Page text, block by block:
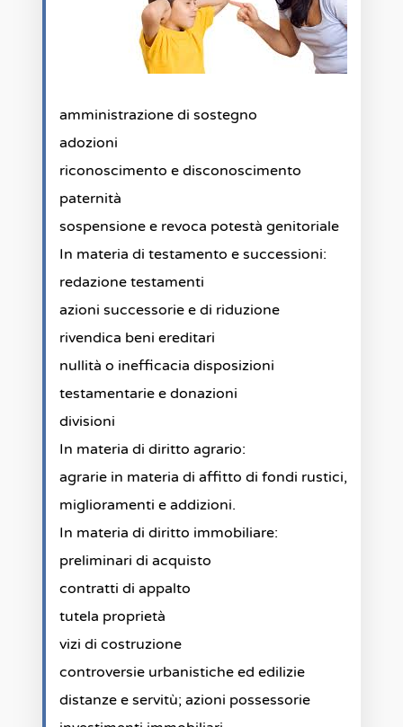
amministrazione di sostegno
adozioni
riconoscimento e disconoscimento
paternità
sospensione e revoca potestà genitoriale
In materia di testamento e successioni:
redazione testamenti
azioni successorie e di riduzione
rivendica beni ereditari
nullità o inefficacia disposizioni
testamentarie e donazioni
divisioni
In materia di diritto agrario:
agrarie in materia di affitto di fondi rustici,
miglioramenti e addizioni.
In materia di diritto immobiliare:
preliminari di acquisto
contratti di appalto
tutela proprietà
vizi di costruzione
controversie urbanistiche ed edilizie
distanze e servitù; azioni possessorie